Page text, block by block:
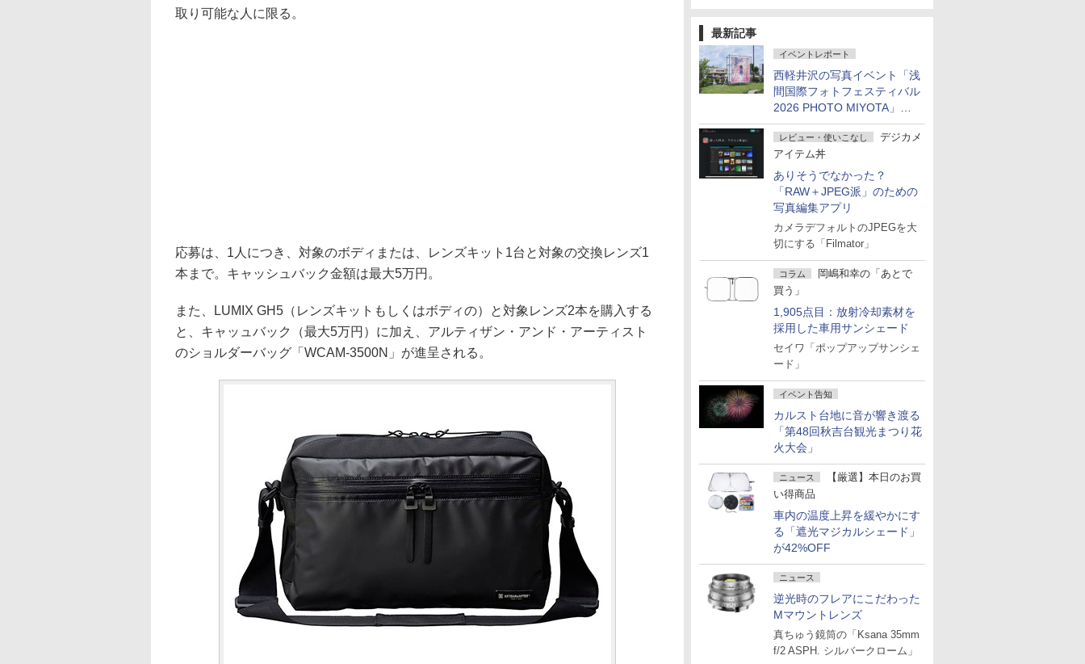
最新記事
イベントレポート
西軽井沢の写真イベント「浅
間国際フォトフェスティバル
2026 PHOTO MIYOTA」が
開幕
レビュー・使いこなし
デジカメ
アイテム丼
ありそうでなかった？
「RAW＋JPEG派」のための
写真編集アプリ
カメラデフォルトのJPEGを大
切にする「Filmator」
コラム
岡嶋和幸の「あとで
買う」
1,905点目：放射冷却素材を
採用した車用サンシェード
セイワ「ポップアップサンシェ
ード」
イベント告知
カルスト台地に音が響き渡る
「第48回秋吉台観光まつり花
火大会」
ニュース
【厳選】本日のお買
い得商品
車内の温度上昇を緩やかにす
る「遮光マジカルシェード」
が42%OFF
ニュース
逆光時のフレアにこだわった
Mマウントレンズ
真ちゅう鏡筒の「Ksana 35mm
f/2 ASPH. シルバークローム」
取り可能な人に限る。
応募は、1人につき、対象のボディまたは、レンズキット1台と対象の交換レンズ1
本まで。キャッシュバック金額は最大5万円。
また、LUMIX GH5（レンズキットもしくはボディの）と対象レンズ2本を購入する
と、キャッュバック（最大5万円）に加え、アルティザン・アンド・アーティスト
のショルダーバッグ「WCAM-3500N」が進呈される。